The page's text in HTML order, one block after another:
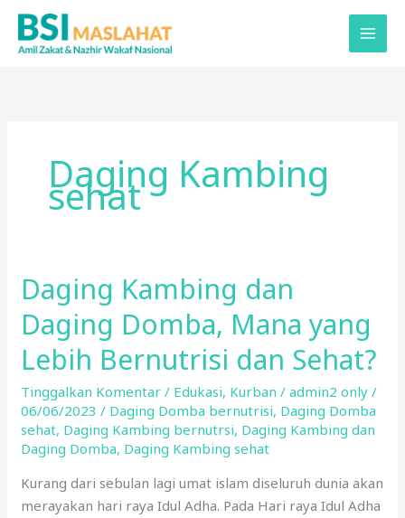
Lewati
konten
Daging Kambing
sehat
Daging Kambing dan
Daging Domba, Mana yang
Lebih Bernutrisi dan Sehat?
Tinggalkan Komentar / Edukasi, Kurban /admin2 only/
06/06/2023/ Daging Domba bernutrisi, Daging Domba
sehat, Daging Kambing bernutrsi, Daging Kambing dan
Daging Domba, Daging Kambing sehat
Kurang dari sebulan lagi umat islam diseluruh dunia akan
merayakan hari raya Idul Adha. Pada Hari raya Idul Adha
Daging
Kambing
dan
Daging
Domba,
Mana
yang
Lebih
Bernutrisi
dan
Sehat?